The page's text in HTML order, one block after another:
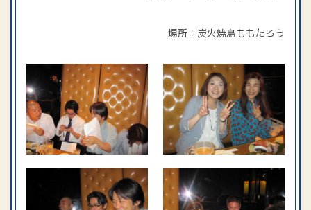
場所：炭火焼鳥ももたろう